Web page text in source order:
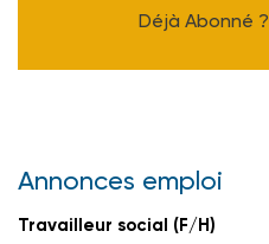
Déjà Abonné ?
Annonces emploi
Travailleur social (F/H)